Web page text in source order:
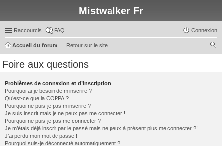
Mistwalker Fr
Raccourcis FAQ Connexion
Retour sur le site
Accueil du forum
Foire aux questions
Problèmes de connexion et d’inscription
Pourquoi ai-je besoin de m’inscrire ?
Qu’est-ce que la COPPA ?
Pourquoi ne puis-je pas m’inscrire ?
Je suis inscrit mais je ne peux pas me connecter !
Pourquoi ne puis-je pas me connecter ?
Je m’étais déjà inscrit par le passé mais ne peux à présent plus me connecter ?!
J’ai perdu mon mot de passe !
Pourquoi suis-je déconnecté automatiquement ?